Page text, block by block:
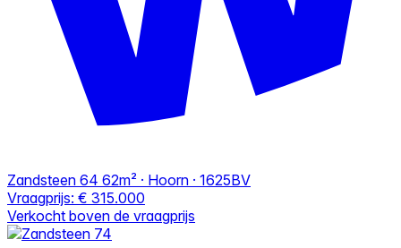
Zandsteen 64 62m² · Hoorn · 1625BV
Vraagprijs: € 315.000
Verkocht boven de vraagprijs